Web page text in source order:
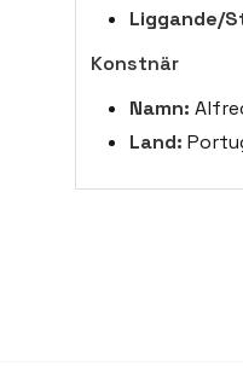
Liggande/
Konstnär
Namn:
Land: